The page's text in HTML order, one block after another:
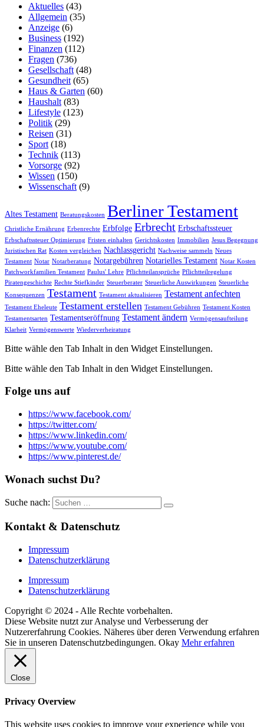
Aktuelles (43)
Allgemein (35)
Anzeige (6)
Business (192)
Finanzen (112)
Fragen (736)
Gesellschaft (48)
Gesundheit (65)
Haus & Garten (60)
Haushalt (83)
Lifestyle (123)
Politik (29)
Reisen (31)
Sport (18)
Technik (113)
Vorsorge (92)
Wissen (150)
Wissenschaft (9)
Altes Testament Beratungskosten Berliner Testament
Christliche Ernährung Erbenrechte Erbfolge Erbrecht Erbschaftssteuer
Erbschaftssteuer Optimierung Fristen einhalten Gerichtskosten Immobilien Jesus Begegnung
Juristischen Rat Kosten vergleichen Nachlassgericht Nachweise sammeln Neues
Testament Notar Notarberatung Notargebühren Notarielles Testament Notar Kosten
Patchworkfamilien Testament Paulus' Lehre Pflichtteilansprüche Pflichtteilregelung
Piratengeschichte Rechte Stiefkinder Steuerberater Steuerliche Auswirkungen Steuerliche
Konsequenzen Testament Testament aktualisieren Testament anfechten
Testament Eheleute Testament erstellen Testament Gebühren Testament Kosten
Testamentsarten Testamentseröffnung Testament ändern Vermögensaufteilung
Klarheit Vermögenswerte Wiederverheiratung
Bitte wähle den Tab Inhalt in den Widget Einstellungen.
Bitte wähle den Tab Inhalt in den Widget Einstellungen.
Folge uns auf
https://www.facebook.com/
https://twitter.com/
https://www.linkedin.com/
https://www.youtube.com/
https://www.pinterest.de/
Wonach suchst Du?
Suche nach:
Kontakt & Datenschutz
Impressum
Datenschutzerklärung
Impressum
Datenschutzerklärung
Copyright © 2024 - Alle Rechte vorbehalten.
Diese Website nutzt zur Analyse und Verbesserung der
Nutzererfahrung Cookies. Näheres über deren Verwendung erfahren
Sie in unseren Datenschutzbedingungen. Okay Mehr erfahren
Close
Privacy Overview
This website uses cookies to improve your experience while you